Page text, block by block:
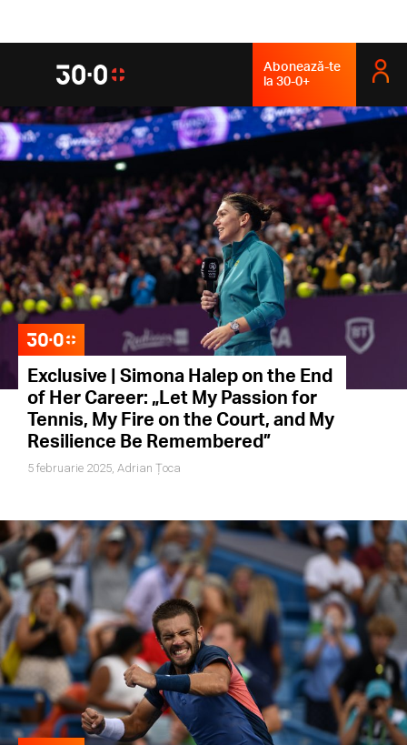
Abonează-te
la 30-0+
Exclusive | Simona Halep on the End
of Her Career: „Let My Passion for
Tennis, My Fire on the Court, and My
Resilience Be Remembered”
5 februarie 2025, Adrian Țoca